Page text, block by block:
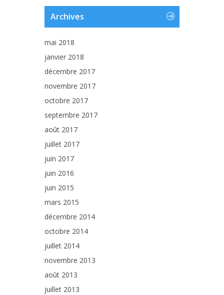
Archives
mai 2018
janvier 2018
décembre 2017
novembre 2017
octobre 2017
septembre 2017
août 2017
juillet 2017
juin 2017
juin 2016
juin 2015
mars 2015
décembre 2014
octobre 2014
juillet 2014
novembre 2013
août 2013
juillet 2013